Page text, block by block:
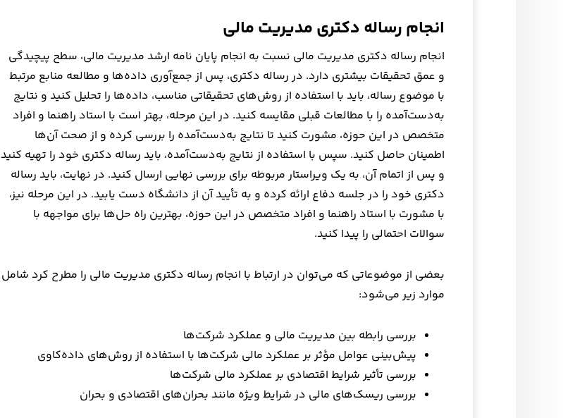
انجام رساله دکتری مدیریت مالی
انجام رساله دکتری مدیریت مالی نسبت به انجام پایان نامه ارشد مدیریت مالی، سطح پیچیدگی
و عمق تحقیقات بیشتری دارد. در رساله دکتری، پس از جمع‌آوری داده‌ها و مطالعه منابع مرتبط
با موضوع رساله، باید با استفاده از روش‌های تحقیقاتی مناسب، داده‌ها را تحلیل کنید و نتایج
به‌دست‌آمده را با مطالعات قبلی مقایسه کنید. در این مرحله، بهتر است با استاد راهنما و افراد
متخصص در این حوزه، مشورت کنید تا نتایج به‌دست‌آمده را بررسی کرده و از صحت آن‌ها
اطمینان حاصل کنید. سپس با استفاده از نتایج به‌دست‌آمده، باید رساله دکتری خود را تهیه کنید
و پس از اتمام آن، به یک ویراستار مربوطه برای بررسی نهایی ارسال کنید. در نهایت، باید رساله
دکتری خود را در جلسه دفاع ارائه کرده و به تأیید آن از دانشگاه دست یابید. در این مرحله نیز،
با مشورت با استاد راهنما و افراد متخصص در این حوزه، بهترین راه حل‌ها برای مواجهه با
سوالات احتمالی را پیدا کنید.
بعضی از موضوعاتی که می‌توان در ارتباط با انجام رساله دکتری مدیریت مالی را مطرح کرد شامل
موارد زیر می‌شود:
بررسی رابطه بین مدیریت مالی و عملکرد شرکت‌ها
پیش‌بینی عوامل مؤثر بر عملکرد مالی شرکت‌ها با استفاده از روش‌های داده‌کاوی
بررسی تأثیر شرایط اقتصادی بر عملکرد مالی شرکت‌ها
بررسی ریسک‌های مالی در شرایط ویژه مانند بحران‌های اقتصادی و بحران